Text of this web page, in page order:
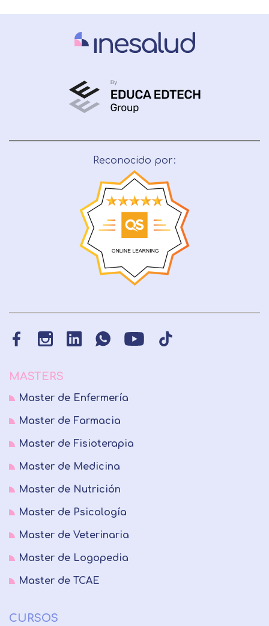
Reconocido por:
MASTERS
Master de Enfermería
Master de Farmacia
Master de Fisioterapia
Master de Medicina
Master de Nutrición
Master de Psicología
Master de Veterinaria
Master de Logopedia
Master de TCAE
CURSOS